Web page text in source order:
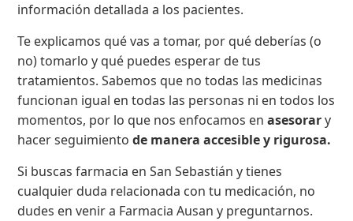
información detallada a los pacientes.
Te explicamos qué vas a tomar, por qué deberías (o
no) tomarlo y qué puedes esperar de tus
tratamientos. Sabemos que no todas las medicinas
funcionan igual en todas las personas ni en todos los
momentos, por lo que nos enfocamos enasesorary
hacer seguimientode manera accesible y rigurosa.
Si buscas farmacia en San Sebastián y tienes
cualquier duda relacionada con tu medicación, no
dudes en venir a Farmacia Ausan y preguntarnos.